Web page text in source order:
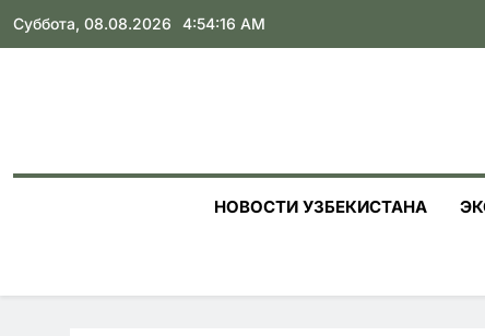
Skip
Суббота, 08.08.2026 4:54:17 AM
НОВОСТИ УЗБЕКИСТАНА